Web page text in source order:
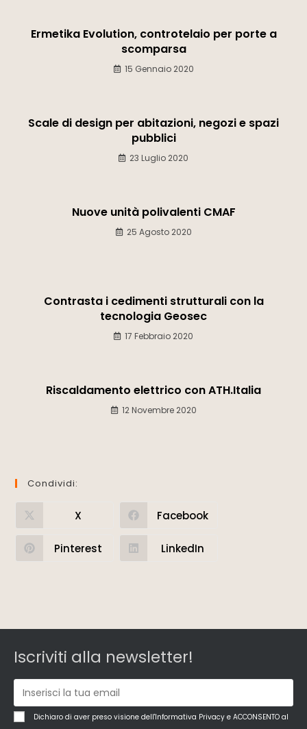
Ermetika Evolution, controtelaio per porte a
scomparsa
15 Gennaio 2020
Scale di design per abitazioni, negozi e spazi
pubblici
23 Luglio 2020
Nuove unità polivalenti CMAF
25 Agosto 2020
Contrasta i cedimenti strutturali con la
tecnologia Geosec
17 Febbraio 2020
Riscaldamento elettrico con ATH.Italia
12 Novembre 2020
Condividi:
X Facebook
Pinterest LinkedIn
Iscriviti alla newsletter!
Dichiaro di aver preso visione dell'Informativa Privacy e ACCONSENTO al